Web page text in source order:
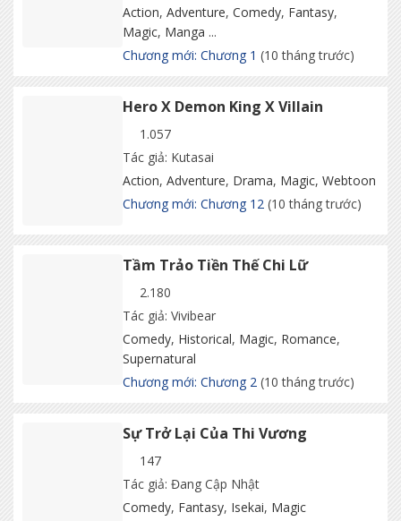
Action, Adventure, Comedy, Fantasy,
Magic, Manga ...
Chương mới: Chương 1 (10 tháng trước)
Hero X Demon King X Villain
1.057
Tác giả: Kutasai
Action, Adventure, Drama, Magic, Webtoon
Chương mới: Chương 12 (10 tháng trước)
Tầm Trảo Tiền Thế Chi Lữ
2.180
Tác giả: Vivibear
Comedy, Historical, Magic, Romance,
Supernatural
Chương mới: Chương 2 (10 tháng trước)
Sự Trở Lại Của Thi Vương
147
Tác giả: Đang Cập Nhật
Comedy, Fantasy, Isekai, Magic